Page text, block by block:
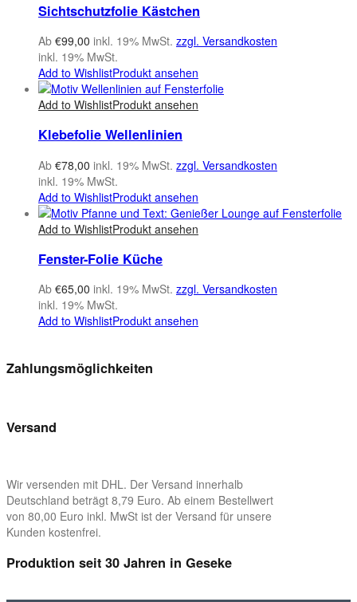
Sichtschutzfolie Kästchen
Ab €99,00 inkl. 19% MwSt. zzgl. Versandkosten
inkl. 19% MwSt.
Add to WishlistProdukt ansehen
Add to WishlistProdukt ansehen
Klebefolie Wellenlinien
Ab €78,00 inkl. 19% MwSt. zzgl. Versandkosten
inkl. 19% MwSt.
Add to WishlistProdukt ansehen
Add to WishlistProdukt ansehen
Fenster-Folie Küche
Ab €65,00 inkl. 19% MwSt. zzgl. Versandkosten
inkl. 19% MwSt.
Add to WishlistProdukt ansehen
Zahlungsmöglichkeiten
Versand
Wir versenden mit DHL. Der Versand innerhalb
Deutschland beträgt 8,79 Euro. Ab einem Bestellwert
von 80,00 Euro inkl. MwSt ist der Versand für unsere
Kunden kostenfrei.
Produktion seit 30 Jahren in Geseke